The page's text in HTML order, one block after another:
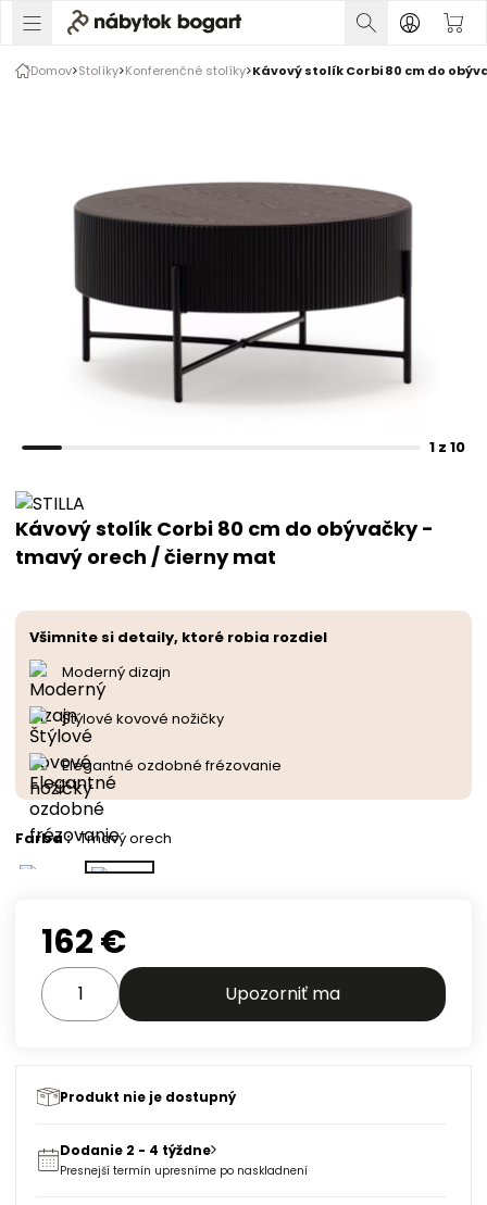
Domov Stolíky Konferenčné stolíky Kávový stolík Corbi 80 cm do
1 z 10
Kávový stolík Corbi 80 cm do obývačky -
tmavý orech / čierny mat
Všimnite si detaily, ktoré robia rozdiel
Moderný dizajn
Štýlové kovové nožičky
Elegantné ozdobné frézovanie
Farba: Tmavý orech
162€
Upozorniť ma
Produkt nie je dostupný
Dodanie 2 - 4 týždne
Presnejší termín upresníme po naskladnení